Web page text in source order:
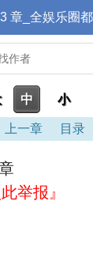
章_全娱乐圈
中 小
上一章 目录
举报』